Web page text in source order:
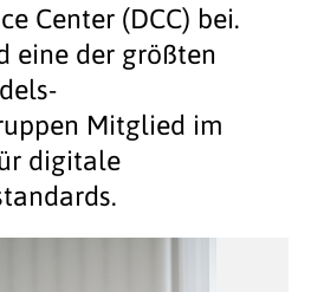
Center (DCC) bei.
eine der größten
Mitglied im
digitale